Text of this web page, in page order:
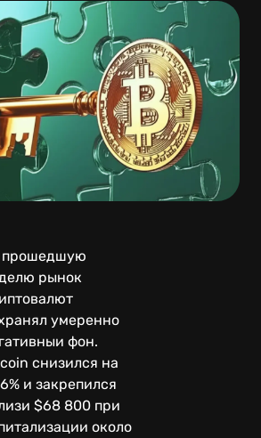
прошедшую
рынок
умеренно
фон.
снизился на
и закрепился
$68 800 при
около